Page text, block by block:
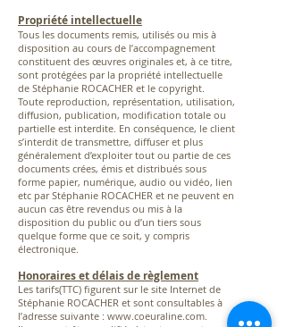
Propriété intellectuelle
Tous les documents remis, utilisés ou mis à
disposition au cours de l’accompagnement
constituent des œuvres originales et, à ce titre,
sont protégées par la propriété intellectuelle
de Stéphanie ROCACHER et le copyright.
Toute reproduction, représentation, utilisation,
diffusion, publication, modification totale ou
partielle est interdite. En conséquence, le client
s’interdit de transmettre, diffuser et plus
généralement d’exploiter tout ou partie de ces
documents crées, émis et distribués sous
forme papier, numérique, audio ou vidéo, lien
etc par Stéphanie ROCACHER et ne peuvent en
aucun cas être revendus ou mis à la
disposition du public ou d’un tiers sous
quelque forme que ce soit, y compris
électronique.
Honoraires et délais de règlement
Les tarifs(TTC) figurent sur le site Internet de
Stéphanie ROCACHER et sont consultables à
l’adresse suivante : www.coeuraline.com.